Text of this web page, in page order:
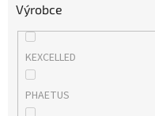
Výrobce
KEXCELLED
PHAETUS